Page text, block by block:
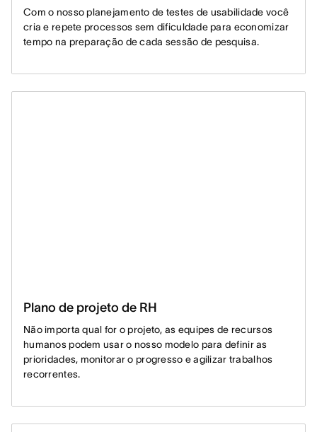
Com o nosso planejamento de testes de usabilidade você
cria e repete processos sem dificuldade para economizar
tempo na preparação de cada sessão de pesquisa.
Plano de projeto de RH
Não importa qual for o projeto, as equipes de recursos
humanos podem usar o nosso modelo para definir as
prioridades, monitorar o progresso e agilizar trabalhos
recorrentes.